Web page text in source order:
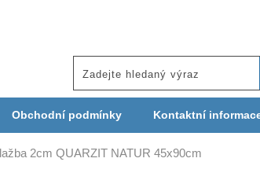
Obchodní podmínky Kontaktní
2cm QUARZIT NATUR 45x90cm